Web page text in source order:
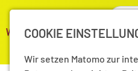
COOKIE
Wir setzen Matomo zur